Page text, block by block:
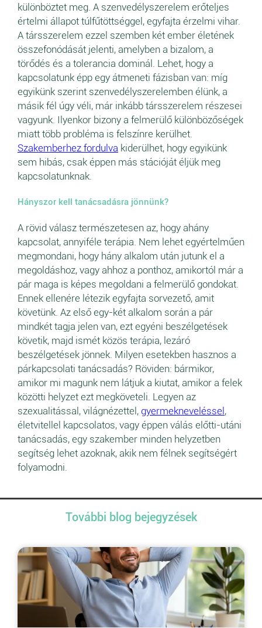
különböztet meg. A szenvedélyszerelem erőteljes
értelmi állapot túlfűtöttséggel, egyfajta érzelmi vihar.
A társszerelem ezzel szemben két ember életének
összefonódását jelenti, amelyben a bizalom, a
törődés és a tolerancia dominál. Lehet, hogy a
kapcsolatunk épp egy átmeneti fázisban van: míg
egyikünk szerint szenvedélyszerelemben élünk, a
másik fél úgy véli, már inkább társszerelem részesei
vagyunk. Ilyenkor bizony a felmerülő különbözőségek
miatt több probléma is felszínre kerülhet.
Szakemberhez fordulva kiderülhet, hogy egyikünk
sem hibás, csak éppen más stációját éljük meg
kapcsolatunknak.
Hányszor kell tanácsadásra jönnünk?
A rövid válasz természetesen az, hogy ahány
kapcsolat, annyiféle terápia. Nem lehet egyértelműen
megmondani, hogy hány alkalom után jutunk el a
megoldáshoz, vagy ahhoz a ponthoz, amikortól már a
pár maga is képes megoldani a felmerülő gondokat.
Ennek ellenére létezik egyfajta sorvezető, amit
követünk. Az első egy-két alkalom során a pár
mindkét tagja jelen van, ezt egyéni beszélgetések
követik, majd ismét közös terápia, lezáró
beszélgetések jönnek. Milyen esetekben hasznos a
párkapcsolati tanácsadás? Röviden: bármikor,
amikor mi magunk nem látjuk a kiutat, amikor a felek
közötti helyzet ezt megköveteli. Legyen az
szexualitással, világnézettel, gyermekneveléssel ,
életvitellel kapcsolatos, vagy éppen válás előtti-utáni
tanácsadás, egy szakember minden helyzetben
segítség lehet azoknak, akik nem félnek segítségért
folyamodni.
További blog bejegyzések